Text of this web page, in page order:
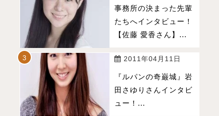
事務所の決まった先輩
たちへインタビュー！
【佐藤 愛香さん】...
2011年04月11日
『ルパンの奇巌城』岩
田さゆりさんインタビ
ュー！...